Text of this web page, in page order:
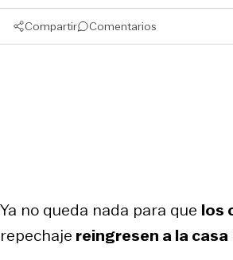
Compartir Comentarios
Ya no queda nada para que los
repechaje reingresen a la casa